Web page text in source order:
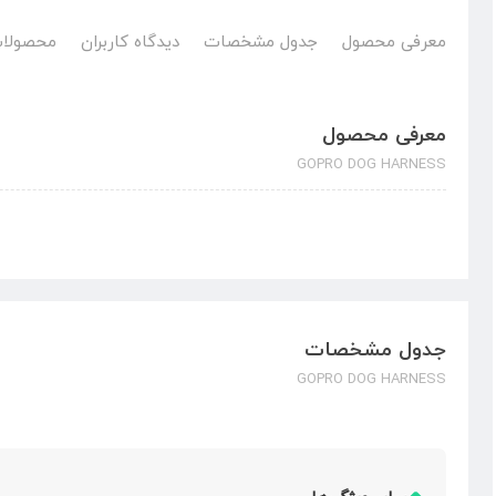
معرفی محصول جدول مشخصات دیدگاه کاربران
معرفی محصول
GOPRO DOG HARNESS
جدول مشخصات
GOPRO DOG HARNESS